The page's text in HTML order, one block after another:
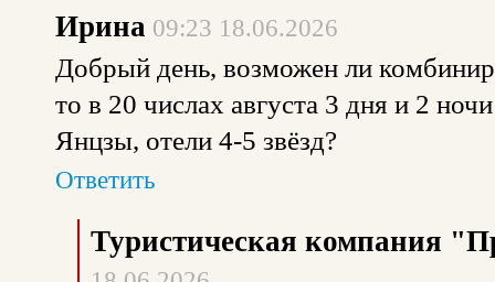
Ирина 09:23 18.06.2026
Добрый день, возможен ли
то в 20 числах августа 3 дня и 2
Янцзы, отели 4-5 звёзд?
Ответить
Туристическая компания